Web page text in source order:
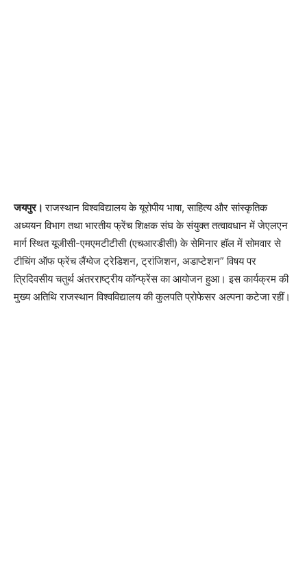
जयपुर।राजस्थान विश्वविद्यालय के यूरोपीय भाषा, साहित्य और सांस्कृतिक
अध्ययन विभाग तथा भारतीय फ्रेंच शिक्षक संघ के संयुक्त तत्वावधान में जेएलएन
मार्ग स्थित यूजीसी-एमएमटीटीसी (एचआरडीसी) के सेमिनार हॉल में सोमवार से
टीचिंग ऑफ फ्रेंच लैंग्वेज ट्रेडिशन, ट्रांजिशन, अडाप्टेशन” विषय पर
त्रिदिवसीय चतुर्थ अंतरराष्ट्रीय कॉन्फ्रेंस का आयोजन हुआ। इस कार्यक्रम की
मुख्य अतिथि राजस्थान विश्वविद्यालय की कुलपति प्रोफेसर अल्पना कटेजा रहीं।